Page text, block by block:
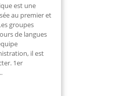
est une
au premier et
groupes
de langues
il est
1er